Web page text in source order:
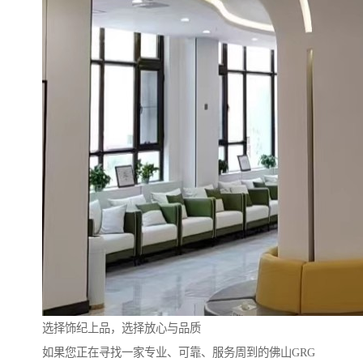
选择饰纪上品，选择放心与品质
如果您正在寻找一家专业、可靠、服务周到的佛山GRG